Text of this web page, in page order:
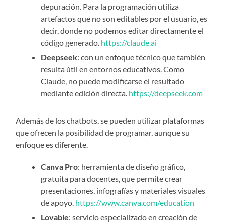
depuración. Para la programación utiliza
artefactos que no son editables por el usuario, es
decir, donde no podemos editar directamente el
código generado. https://claude.ai
Deepseek: con un enfoque técnico que también
resulta útil en entornos educativos. Como
Claude, no puede modificarse el resultado
mediante edición directa. https://deepseek.com
Además de los chatbots, se pueden utilizar plataformas
que ofrecen la posibilidad de programar, aunque su
enfoque es diferente.
Canva Pro: herramienta de diseño gráfico,
gratuita para docentes, que permite crear
presentaciones, infografías y materiales visuales
de apoyo. https://www.canva.com/education
Lovable: servicio especializado en creación de